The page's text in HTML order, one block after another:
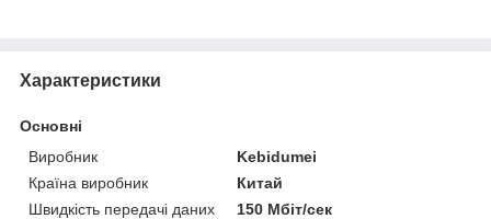
Характеристики
Основні
Виробник
Kebidumei
Країна виробник
Китай
Швидкість передачі даних
150 Мбіт/сек